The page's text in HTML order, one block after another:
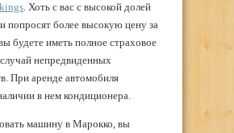
. Хоть с вас с высокой долей
попросят более высокую цену за
будете иметь полное страховое
непредвиденных
При аренде автомобиля
в нем кондиционера.
машину в Марокко, вы